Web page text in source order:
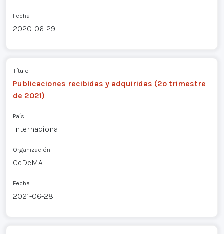
Fecha
2020-06-29
Título
Publicaciones recibidas y adquiridas (2º trimestre
de 2021)
País
Internacional
Organización
CeDeMA
Fecha
2021-06-28